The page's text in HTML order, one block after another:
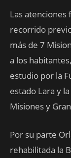
Las atenciones
recorrido
más de 7
a los
estudio por la
estado Lara y
Misiones y
Por su parte
rehabilitada la